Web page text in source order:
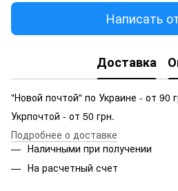
Написать
Доставка
"Новой почтой" по Украине - от 90
Укрпочтой - от 50 грн.
Подробнее о доставке
Наличными при получении
На расчетный счет